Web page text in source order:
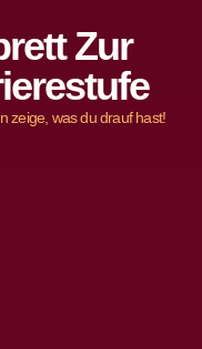
Zur
zeige, was du drauf hast!